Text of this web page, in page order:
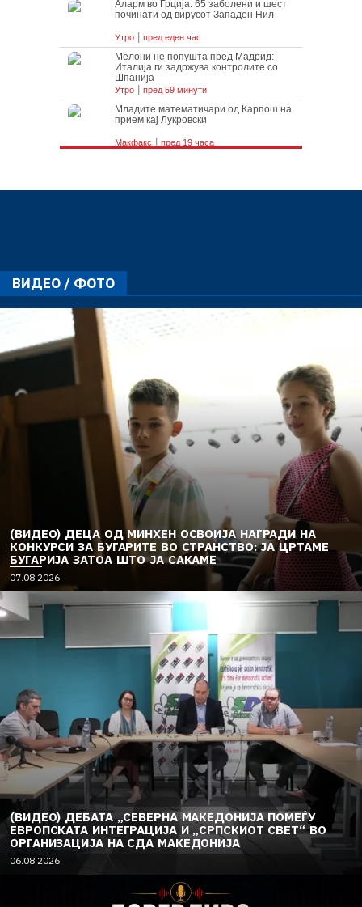
ВИДЕО / ФОТО
(ВИДЕО) ДЕЦА ОД МИНХЕН ОСВОИЈА НАГРАДИ НА
КОНКУРСИ ЗА БУГАРИТЕ ВО СТРАНСТВО: ЈА ЦРТАМЕ
БУГАРИЈА ЗАТОА ШТО ЈА САКАМЕ
07.08.2026
(ВИДЕО) ДЕБАТА „СЕВЕРНА МАКЕДОНИЈА ПОМЕЃУ
ЕВРОПСКАТА ИНТЕГРАЦИЈА И „СРПСКИОТ СВЕТ“ ВО
ОРГАНИЗАЦИЈА НА СДА МАКЕДОНИЈА
06.08.2026